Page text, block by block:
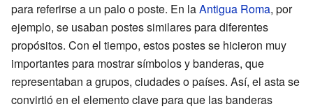
para referirse a un palo o poste. En laAntigua Roma, por
ejemplo, se usaban postes similares para diferentes
propósitos. Con el tiempo, estos postes se hicieron muy
importantes para mostrar símbolos y banderas, que
representaban a grupos, ciudades o países. Así, el asta se
convirtió en el elemento clave para que las banderas